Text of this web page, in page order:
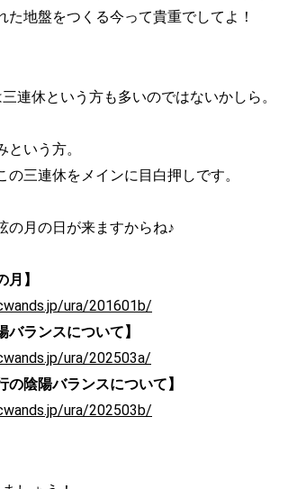
た地盤をつくる今って貴重でしてよ！
連休という方も多いのではないかしら。
いう方。
の三連休をメインに目白押しです。
の月の日が来ますからね♪
月】
ura/201601b/
バランスについて】
ura/202503a/
の陰陽バランスについて】
ura/202503b/